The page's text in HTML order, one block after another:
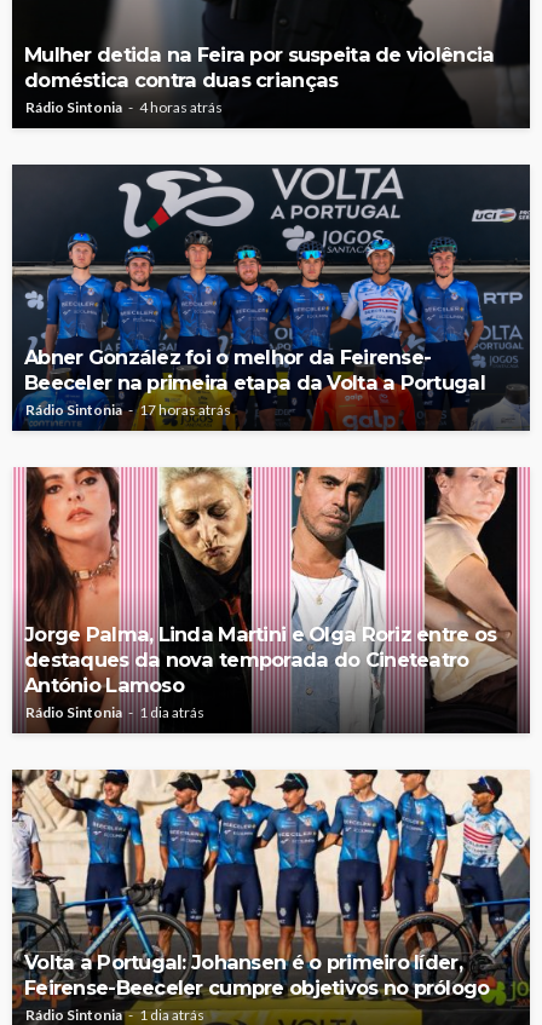
Mulher detida na Feira por suspeita de violência
doméstica contra duas crianças
Rádio Sintonia 4 horas atrás
Abner González foi o melhor da Feirense-
Beeceler na primeira etapa da Volta a Portugal
Rádio Sintonia 17 horas atrás
Jorge Palma, Linda Martini e Olga Roriz entre os
destaques da nova temporada do Cineteatro
António Lamoso
Rádio Sintonia 1 dia atrás
Volta a Portugal: Johansen é o primeiro líder,
Feirense-Beeceler cumpre objetivos no prólogo
Rádio Sintonia 1 dia atrás